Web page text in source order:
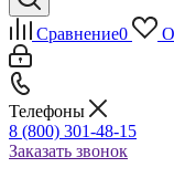
Сравнение0
Телефоны
8 (800) 301-48-15
Заказать звонок